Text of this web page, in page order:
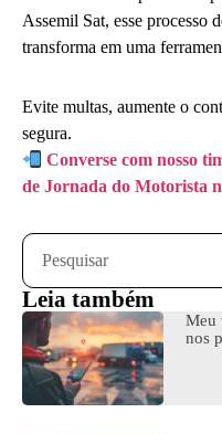
Assemil Sat, esse processo
transforma em uma
Evite multas, aumente o
segura.
Converse com nosso
de Jornada do Motorista
Leia também
Meu
nos